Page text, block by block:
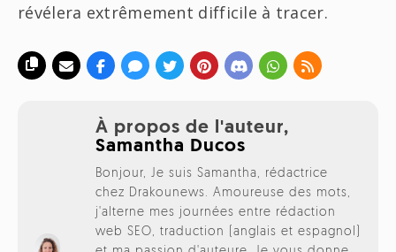
révélera extrêmement difficile à tracer.
À propos de l'auteur,
Samantha Ducos
Bonjour, Je suis Samantha, rédactrice
chez Drakounews. Amoureuse des mots,
j'alterne mes journées entre rédaction
web SEO, traduction (anglais et espagnol)